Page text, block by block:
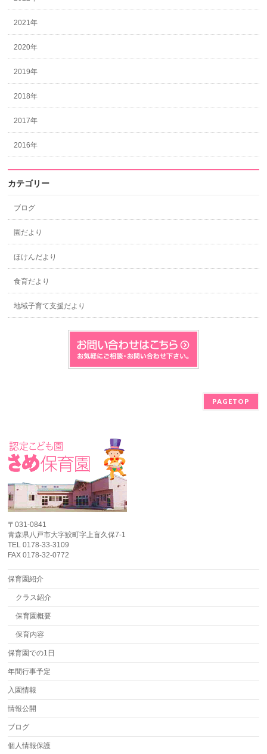
2021年
2020年
2019年
2018年
2017年
2016年
カテゴリー
ブログ
園だより
ほけんだより
食育だより
地域子育て支援だより
PAGETOP
〒031-0841
青森県八戸市大字鮫町字上盲久保7-1
TEL 0178-33-3109
FAX 0178-32-0772
保育園紹介
クラス紹介
保育園概要
保育内容
保育園での1日
年間行事予定
入園情報
情報公開
ブログ
個人情報保護